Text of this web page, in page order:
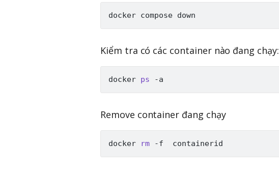
Kiểm tra có các container nào đang chạy:
docker ps
Remove container đang chạy
docker rm